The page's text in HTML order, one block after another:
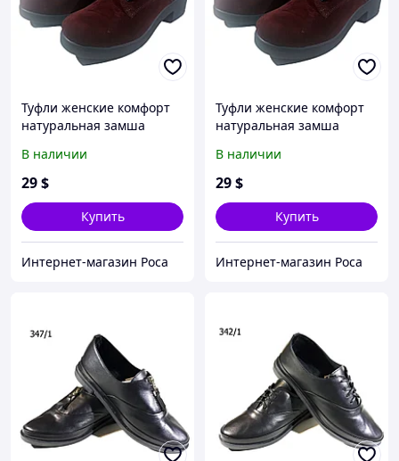
Туфли женские комфорт
натуральная замша
(62бз) 40
В наличии
29$
Купить
Интернет-магазин Роса
Туфли женские комфорт
натуральная замша
(62бз) 39
В наличии
29$
Купить
Интернет-магазин Роса